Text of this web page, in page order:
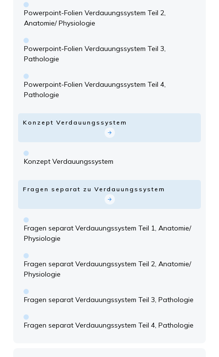
Powerpoint-Folien Verdauungssystem Teil 2,
Anatomie/ Physiologie
Powerpoint-Folien Verdauungssystem Teil 3,
Pathologie
Powerpoint-Folien Verdauungssystem Teil 4,
Pathologie
Konzept Verdauungssystem
Konzept Verdauungssystem
Fragen separat zu Verdauungssystem
Fragen separat Verdauungssystem Teil 1, Anatomie/
Physiologie
Fragen separat Verdauungssystem Teil 2, Anatomie/
Physiologie
Fragen separat Verdauungssystem Teil 3, Pathologie
Fragen separat Verdauungssystem Teil 4, Pathologie